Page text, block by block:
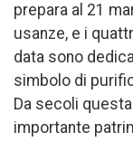
prepara al 21
usanze, e i
data sono
simbolo di
Da secoli
importante